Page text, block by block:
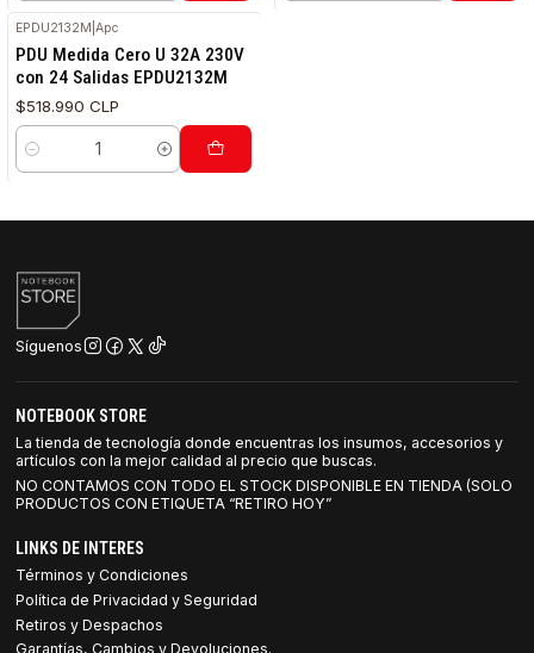
EPDU2132M |Apc
PDU Medida Cero U 32A 230V
con 24 Salidas EPDU2132M
$518.990 CLP
Cantidad
Síguenos
NOTEBOOK STORE
La tienda de tecnología donde encuentras los insumos, accesorios y
artículos con la mejor calidad al precio que buscas.
NO CONTAMOS CON TODO EL STOCK DISPONIBLE EN TIENDA (SOLO
PRODUCTOS CON ETIQUETA “RETIRO HOY”
LINKS DE INTERES
Términos y Condiciones
Política de Privacidad y Seguridad
Retiros y Despachos
Garantías, Cambios y Devoluciones.